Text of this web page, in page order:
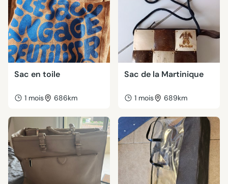
Sac en toile
1 mois 686km
Sac de la Martinique
1 mois 689km